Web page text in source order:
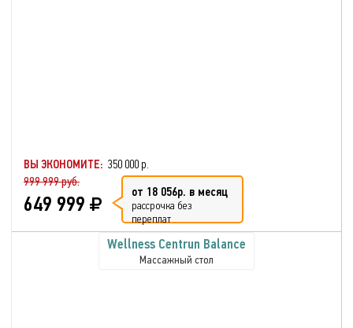
ВЫ ЭКОНОМИТЕ: 350 000 р.
999 999 руб.
649 999 от 18 056р. в месяц
рассрочка без
переплат
Wellness Centrun Balance
Массажный стол